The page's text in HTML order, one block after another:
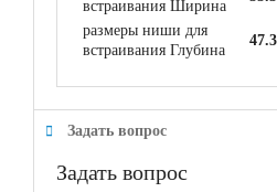
встраивания Ширина
размеры ниши для
встраивания Глубина
Задать вопрос
Задать вопрос